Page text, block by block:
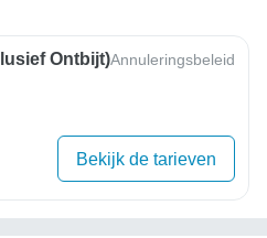
Ontbijt)Annuleringsbeleid
Bekijk de tarieven